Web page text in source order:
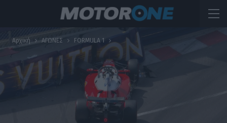
Αρχική ΑΓΩΝΕΣ FORMULA 1